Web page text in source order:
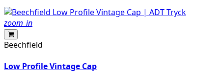
zoom_in
Beechfield
Low Profile Vintage Cap